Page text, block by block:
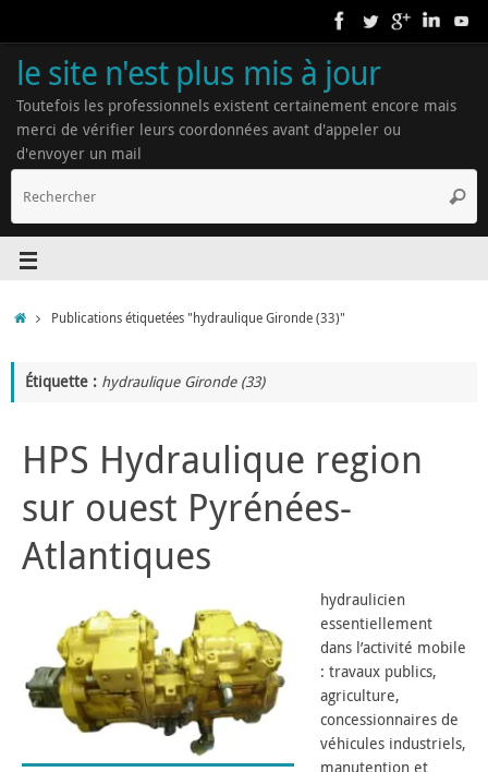
le site n'est plus mis à jour
Toutefois les professionnels existent certainement encore mais
merci de vérifier leurs coordonnées avant d'appeler ou
d'envoyer un mail
Publications étiquetées "hydraulique Gironde (33)"
Étiquette : hydraulique Gironde (33)
HPS Hydraulique region
sur ouest Pyrénées-
Atlantiques
hydraulicien
essentiellement
dans l’activité mobile
: travaux publics,
agriculture,
concessionnaires de
véhicules industriels,
manutention et